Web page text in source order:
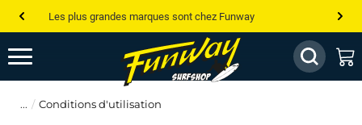
Les plus grandes marques sont chez Funway
Jusqu’à -75% de remise sur le windsurf, wingfoil, etc...
💰 Meilleur prix garanti — Moins cher ailleurs ? On s’aligne !
Conditions d'utilisation